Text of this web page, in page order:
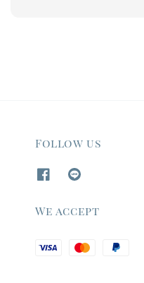
Follow us
We accept